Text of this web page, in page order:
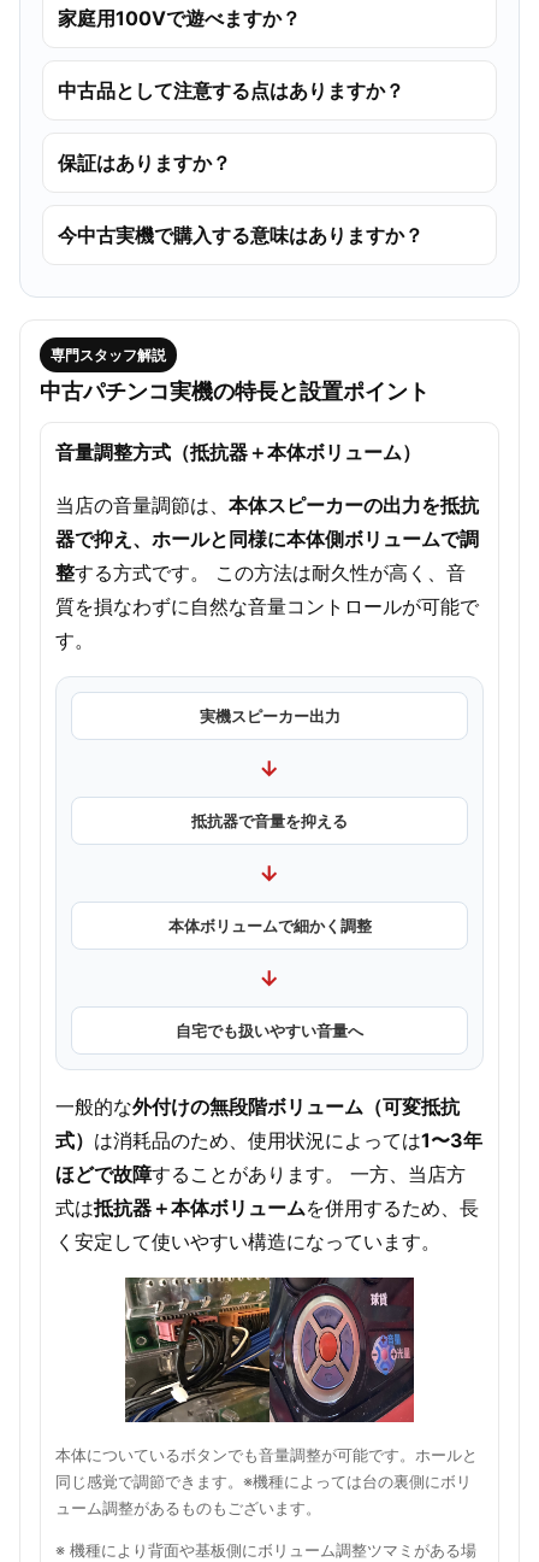
家庭用100Vで遊べますか？
中古品として注意する点はありますか？
保証はありますか？
今中古実機で購入する意味はありますか？
専門スタッフ解説
中古パチンコ実機の特長と設置ポイント
音量調整方式（抵抗器＋本体ボリューム）
当店の音量調節は、 本体スピーカーの出力を抵抗
器で抑え、ホールと同様に本体側ボリュームで調
整する方式です。 この方法は耐久性が高く、音
質を損なわずに自然な音量コントロールが可能で
す。
実機スピーカー出力
→
抵抗器で音量を抑える
→
本体ボリュームで細かく調整
→
自宅でも扱いやすい音量へ
一般的な外付けの無段階ボリューム（可変抵抗
式） は消耗品のため、使用状況によっては1〜3年
ほどで故障することがあります。 一方、当店方
式は抵抗器＋本体ボリュームを併用するため、長
く安定して使いやすい構造になっています。
本体についているボタンでも音量調整が可能です。ホールと
同じ感覚で調節できます。※機種によっては台の裏側にボリ
ューム調整があるものもございます。
※ 機種により背面や基板側にボリューム調整ツマミがある場